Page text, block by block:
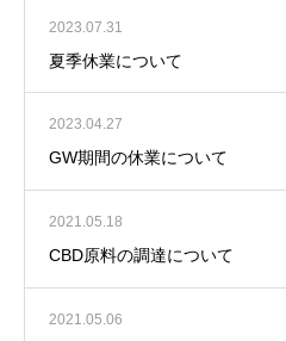
2023.07.31
夏季休業について
2023.04.27
GW期間の休業について
2021.05.18
CBD原料の調達について
2021.05.06